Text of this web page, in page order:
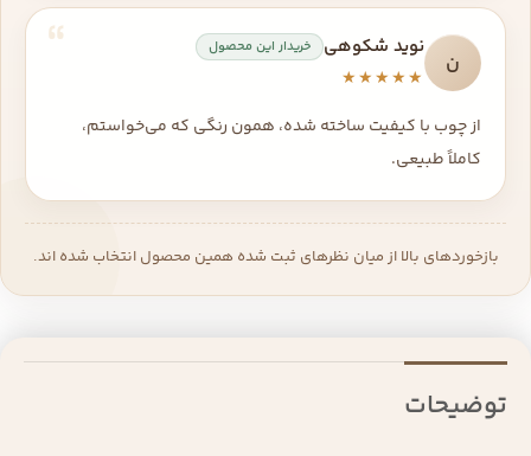
ن
نوید شکوهی خریدار این محصول
★★★★★
از چوب با کیفیت ساخته شده، همون رنگی که می‌خواستم،
کاملاً طبیعی.
بازخوردهای بالا از میان نظرهای ثبت شده همین محصول انتخاب شده اند.
توضیحات